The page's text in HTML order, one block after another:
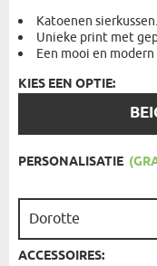
Katoenen sierkussen.
Unieke print met
Een mooi en
KIES EEN OPTIE:
OPTIE:
PERSONALISATIE
ACCESSOIRES: